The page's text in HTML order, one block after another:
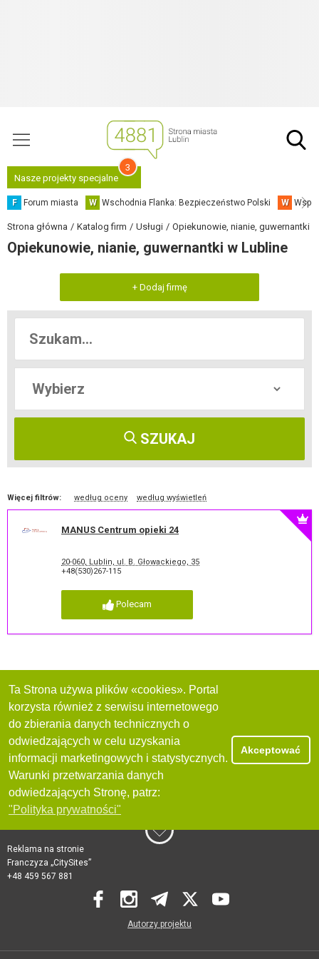
Nasze projekty specjalne
3
F Forum miasta W Wschodnia Flanka: Bezpieczeństwo Polski W
Strona główna Katalog firm Usługi Opiekunowie, nianie, guwernantki
Opiekunowie, nianie, guwernantki w Lubline
+ Dodaj firmę
SZUKAJ
Więcej filtrów: według oceny według wyświetleń
MANUS Centrum opieki 24
20-060, Lublin, ul. B. Głowackiego, 35
+48(530)267-115
Polecam
Ta Strona używa plików «cookies». Portal
korzysta również z serwisu internetowego
do zbierania danych technicznych o
odwiedzających w celu uzyskania
informacji marketingowych i statystycznych.
Warunki przetwarzania danych
odwiedzających Stronę, patrz:
"Polityka prywatności"
Akceptować
Reklama na stronie
Franczyza „CitySites”
+48 459 567 881
Autorzy projektu